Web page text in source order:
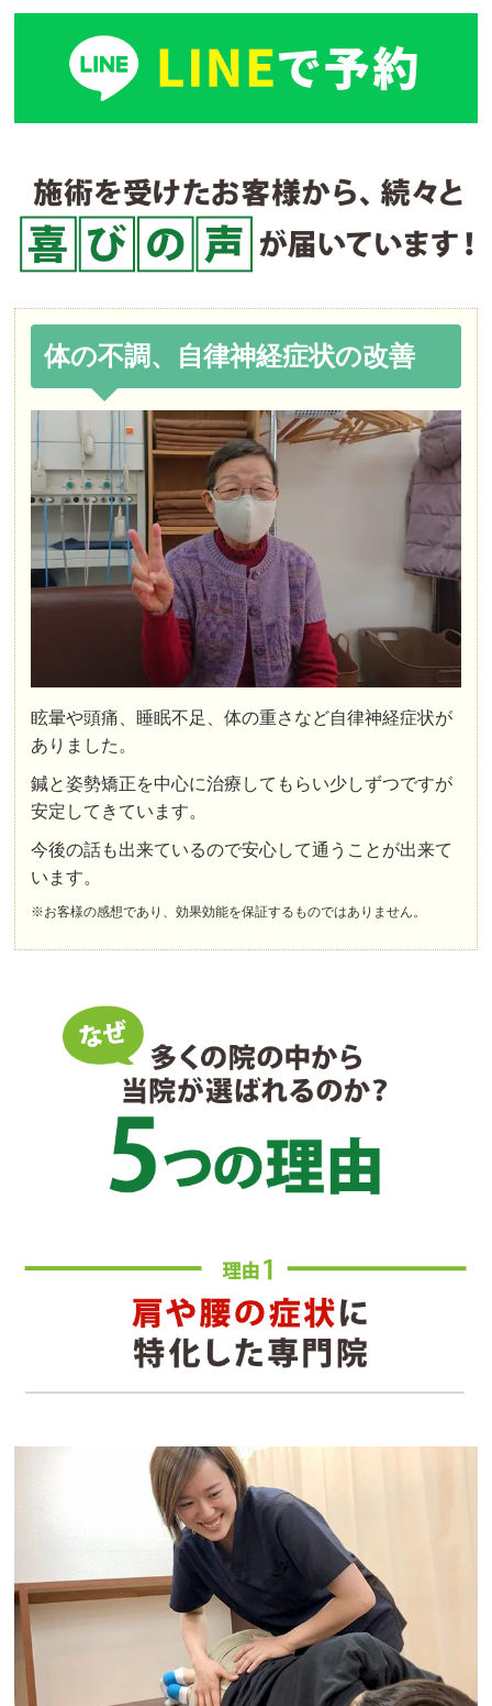
体の不調、自律神経症状の改善
眩暈や頭痛、睡眠不足、体の重さなど自律神経症状が
ありました。
鍼と姿勢矯正を中心に治療してもらい少しずつですが
安定してきています。
今後の話も出来ているので安心して通うことが出来て
います。
※お客様の感想であり、効果効能を保証するものではありません。